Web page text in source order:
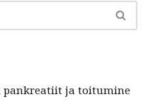
pankreatiit ja toitumine